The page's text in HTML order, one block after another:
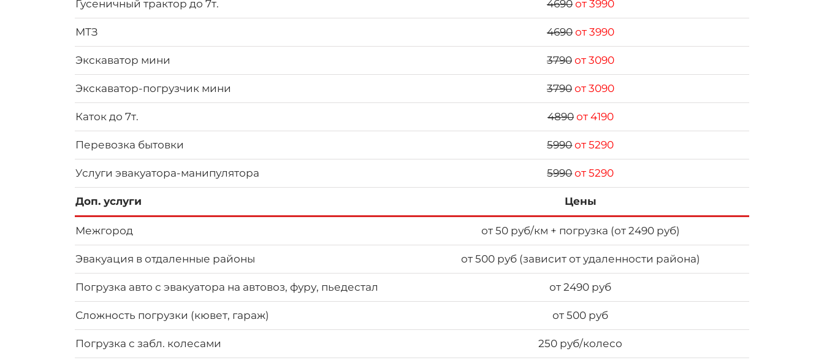
Гусеничный трактор до 7т. 4690от 3990
МТЗ 4690от 3990
Экскаватор мини 3790от 3090
Экскаватор-погрузчик мини 3790от 3090
Каток до 7т. 4890от 4190
Перевозка бытовки 5990от 5290
Услуги эвакуатора-манипулятора 5990от 5290
Доп. услуги Цены
Межгород от 50 руб/км + погрузка (от 2490 руб)
Эвакуация в отдаленные районы от 500 руб (зависит от удаленности района)
Погрузка авто с эвакуатора на автовоз, фуру, пьедестал от 2490 руб
Сложность погрузки (кювет, гараж) от 500 руб
Погрузка с забл. колесами 250 руб/колесо